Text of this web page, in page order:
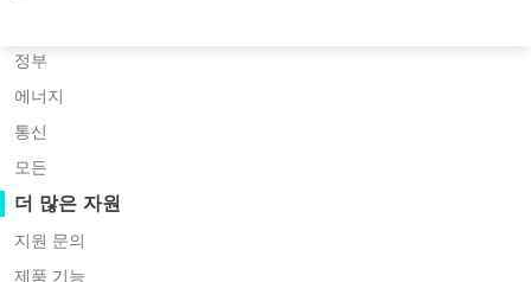
P2P 마이그레이션
C2C 마이그레이션
C2V 마이그레이션
P2C 마이그레이션
복구 가능성
VM 복구 검증
OS 복구 검증
Huawei FusionCompute
Red Hat Virtualization
Oracle OLVM
XenServer/Citrix Hypervisor
KayGrid
InCloud Sphere
Arcfra
정부
에너지
통신
모든
더 많은 자원
지원 문의
제품 기능
목